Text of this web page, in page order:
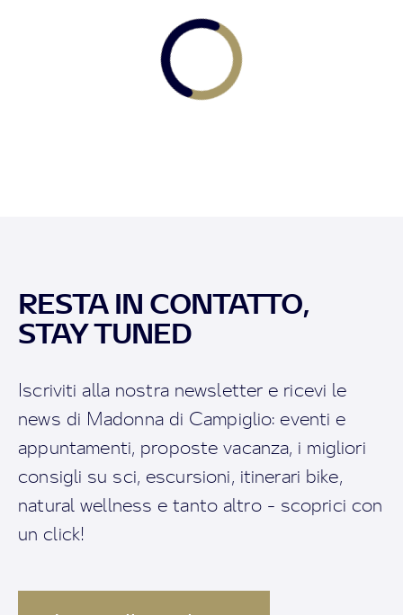
RESTA IN CONTATTO,
STAY TUNED
Iscriviti alla nostra newsletter e ricevi le
news di Madonna di Campiglio: eventi e
appuntamenti, proposte vacanza, i migliori
consigli su sci, escursioni, itinerari bike,
natural wellness e tanto altro - scoprici con
un click!